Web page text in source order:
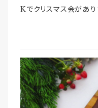
Kでクリスマス会があり